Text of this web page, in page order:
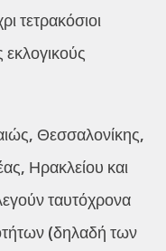
τετρακόσιοι
Θεσσαλονίκης,
Ηρακλείου και
ταυτόχρονα
(δηλαδή των